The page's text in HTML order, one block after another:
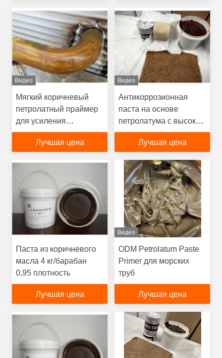
использования
Видео
Мягкий коричневый
петролатный праймер
для усиления
сцепления лент и
мастикаЛучшая цена
Видео
Антикоррозионная
паста на основе
петролатума с высокой
адгезионной
прочностью,
и высоким пределом
прочности при
растяжении для
защиты стальных
уплотнений
Лучшая цена
Паста из коричневого
масла 4 кг/барабан
0,95 плотность
Лучшая цена
Видео
ODM Petrolatum Paste
Primer для морских
труб
Лучшая цена